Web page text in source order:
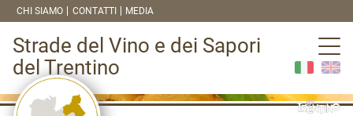
CHI SIAMO CONTATTI MEDIA
Strade del Vino e dei Sapori
del Trentino